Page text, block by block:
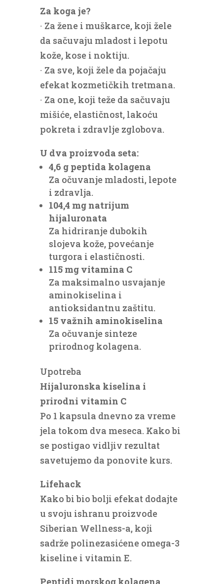
Za koga je?
∙ Za žene i muškarce, koji žele
da sačuvaju mladost i lepotu
kože, kose i noktiju.
∙ Za sve, koji žele da pojačaju
efekat kozmetičkih tretmana.
∙ Za one, koji teže da sačuvaju
mišiće, elastičnost, lakoću
pokreta i zdravlje zglobova.
U dva proizvoda seta:
4,6 g peptida kolagena
Za očuvanje mladosti, lepote
i zdravlja.
104,4 mg natrijum
hijaluronata
Za hidriranje dubokih
slojeva kože, povećanje
turgora i elastičnosti.
115 mg vitamina C
Za maksimalno usvajanje
aminokiselina i
antioksidantnu zaštitu.
15 važnih aminokiselina
Za očuvanje sinteze
prirodnog kolagena.
Upotreba
Hijaluronska kiselina i
prirodni vitamin C
Po 1 kapsula dnevno za vreme
jela tokom dva meseca. Kako bi
se postigao vidljiv rezultat
savetujemo da ponovite kurs.
Lifehack
Kako bi bio bolji efekat dodajte
u svoju ishranu proizvode
Siberian Wellness-a, koji
sadrže polinezasićene omega-3
kiseline i vitamin E.
Peptidi morskog kolagena